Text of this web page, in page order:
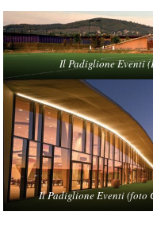
Il Padiglione Eventi
Il Padiglione Eventi (foto